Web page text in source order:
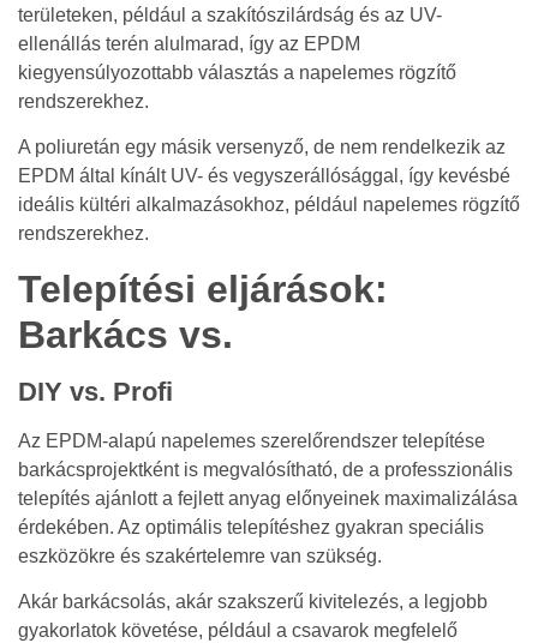
területeken, például a szakítószilárdság és az UV-
ellenállás terén alulmarad, így az EPDM
kiegyensúlyozottabb választás a napelemes rögzítő
rendszerekhez.
A poliuretán egy másik versenyző, de nem rendelkezik az
EPDM által kínált UV- és vegyszerállósággal, így kevésbé
ideális kültéri alkalmazásokhoz, például napelemes rögzítő
rendszerekhez.
Telepítési eljárások:
Barkács vs.
DIY vs. Profi
Az EPDM-alapú napelemes szerelőrendszer telepítése
barkácsprojektként is megvalósítható, de a professzionális
telepítés ajánlott a fejlett anyag előnyeinek maximalizálása
érdekében. Az optimális telepítéshez gyakran speciális
eszközökre és szakértelemre van szükség.
Akár barkácsolás, akár szakszerű kivitelezés, a legjobb
gyakorlatok követése, például a csavarok megfelelő